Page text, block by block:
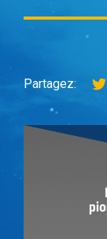
Partagez: